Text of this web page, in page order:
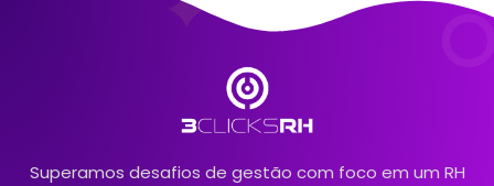
Superamos desafios de gestão com foco em um RH